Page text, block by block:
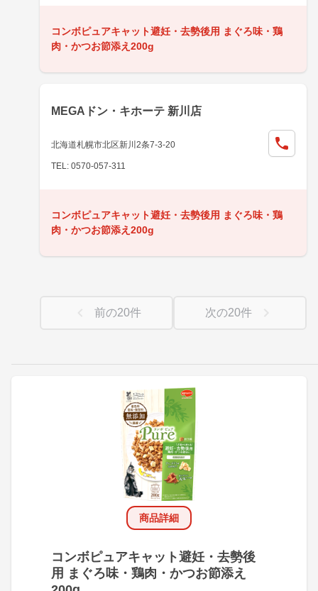
商品詳細
コンボピュアキャット避妊・去勢後
用 まぐろ味・鶏肉・かつお節添え
コンボピュアキャット避妊・去勢後用 まぐろ味・鶏
肉・かつお節添え200g
MEGAドン・キホーテ 新川店
北海道札幌市北区新川2条7-3-20
TEL: 0570-057-311
コンボピュアキャット避妊・去勢後用 まぐろ味・鶏
肉・かつお節添え200g
前の20件 次の20件